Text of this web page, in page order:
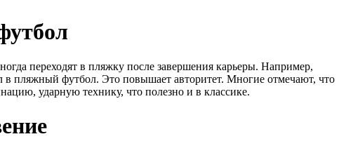
переходят в пляжку после завершения карьеры. Например,
в пляжный футбол. Это повышает авторитет. Многие отмечают, что
ударную технику, что полезно и в классике.